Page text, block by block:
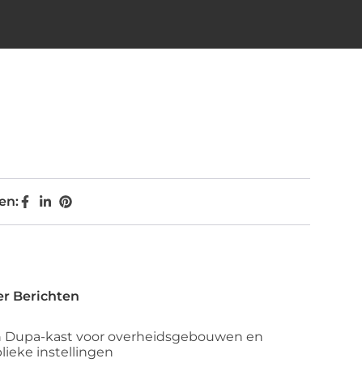
Berichten
Dupa-kast voor overheidsgebouwen en
instellingen